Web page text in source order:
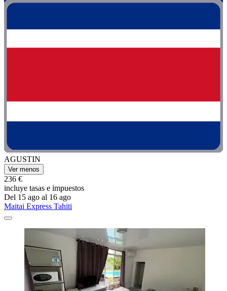
AGUSTIN
Ver menos
236 €
incluye tasas e impuestos
Del 15 ago al 16 ago
Maitai Express Tahiti